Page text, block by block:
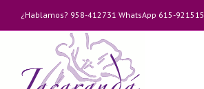
contenido
¿Hablamos? 958-412731 WhatsApp 615-921515